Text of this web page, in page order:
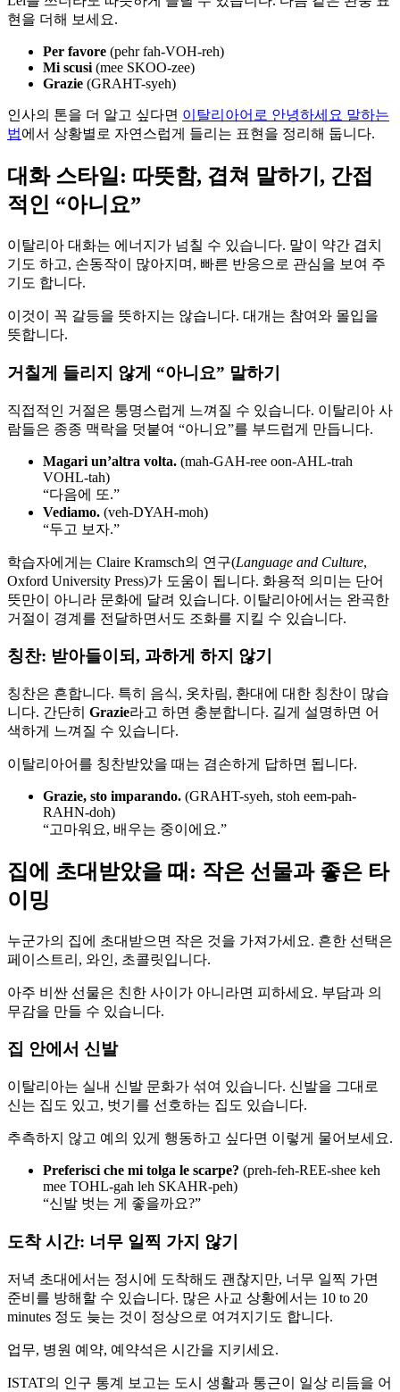
현을 더해 보세요.
Per favore (pehr fah-VOH-reh)
Mi scusi (mee SKOO-zee)
Grazie (GRAHT-syeh)
인사의 톤을 더 알고 싶다면 이탈리아어로 안녕하세요 말하는
법에서 상황별로 자연스럽게 들리는 표현을 정리해 둡니다.
대화 스타일: 따뜻함, 겹쳐 말하기, 간접
적인 “아니요”
이탈리아 대화는 에너지가 넘칠 수 있습니다. 말이 약간 겹치
기도 하고, 손동작이 많아지며, 빠른 반응으로 관심을 보여 주
기도 합니다.
이것이 꼭 갈등을 뜻하지는 않습니다. 대개는 참여와 몰입을
뜻합니다.
거칠게 들리지 않게 “아니요” 말하기
직접적인 거절은 퉁명스럽게 느껴질 수 있습니다. 이탈리아 사
람들은 종종 맥락을 덧붙여 “아니요”를 부드럽게 만듭니다.
Magari un’altra volta. (mah-GAH-ree oon-AHL-trah
VOHL-tah)
“다음에 또.”
Vediamo. (veh-DYAH-moh)
“두고 보자.”
학습자에게는 Claire Kramsch의 연구(Language and Culture,
Oxford University Press)가 도움이 됩니다. 화용적 의미는 단어
뜻만이 아니라 문화에 달려 있습니다. 이탈리아에서는 완곡한
거절이 경계를 전달하면서도 조화를 지킬 수 있습니다.
칭찬: 받아들이되, 과하게 하지 않기
칭찬은 흔합니다. 특히 음식, 옷차림, 환대에 대한 칭찬이 많습
니다. 간단히 Grazie라고 하면 충분합니다. 길게 설명하면 어
색하게 느껴질 수 있습니다.
이탈리아어를 칭찬받았을 때는 겸손하게 답하면 됩니다.
Grazie, sto imparando. (GRAHT-syeh, stoh eem-pah-
RAHN-doh)
“고마워요, 배우는 중이에요.”
집에 초대받았을 때: 작은 선물과 좋은 타
이밍
누군가의 집에 초대받으면 작은 것을 가져가세요. 흔한 선택은
페이스트리, 와인, 초콜릿입니다.
아주 비싼 선물은 친한 사이가 아니라면 피하세요. 부담과 의
무감을 만들 수 있습니다.
집 안에서 신발
이탈리아는 실내 신발 문화가 섞여 있습니다. 신발을 그대로
신는 집도 있고, 벗기를 선호하는 집도 있습니다.
추측하지 않고 예의 있게 행동하고 싶다면 이렇게 물어보세요.
Preferisci che mi tolga le scarpe? (preh-feh-REE-shee keh
mee TOHL-gah leh SKAHR-peh)
“신발 벗는 게 좋을까요?”
도착 시간: 너무 일찍 가지 않기
저녁 초대에서는 정시에 도착해도 괜찮지만, 너무 일찍 가면
준비를 방해할 수 있습니다. 많은 사교 상황에서는 10 to 20
minutes 정도 늦는 것이 정상으로 여겨지기도 합니다.
업무, 병원 예약, 예약석은 시간을 지키세요.
ISTAT의 인구 통계 보고는 도시 생활과 통근이 일상 리듬을 어